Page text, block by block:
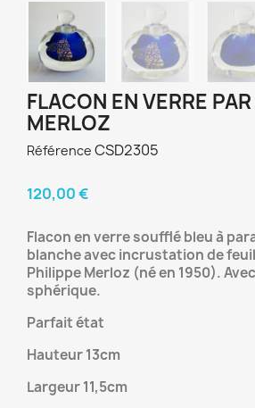
FLACON EN VERRE
MERLOZ
Référence CSD2305
120,00 €
Flacon en verre soufflé bleu à
blanche avec incrustation de
Philippe Merloz (né en 1950).
sphérique.
Parfait état
Hauteur 13cm
Largeur 11,5cm